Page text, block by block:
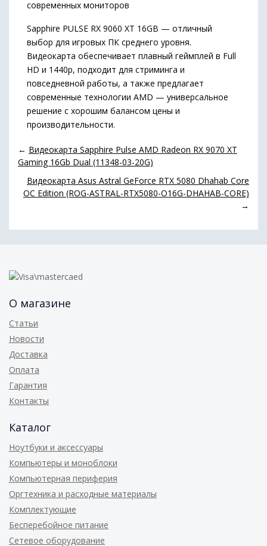
современных мониторов
Sapphire PULSE RX 9060 XT 16GB — отличный
выбор для игровых ПК среднего уровня.
Видеокарта обеспечивает плавный геймплей в Full
HD и 1440p, подходит для стриминга и
повседневной работы, а также предлагает
современные технологии AMD — универсальное
решение с хорошим балансом цены и
производительности.
← Видеокарта Sapphire Pulse AMD Radeon RX 9070 XT
Gaming 16Gb Dual (11348-03-20G)
Видеокарта Asus Astral GeForce RTX 5080 Dhahab Core
OC Edition (ROG-ASTRAL-RTX5080-O16G-DHAHAB-CORE)
→
О магазине
Статьи
Новости
Доставка
Оплата
Гарантия
Контакты
Каталог
Ноутбуки и аксессуары
Компьютеры и моноблоки
Компьютерная периферия
Оргтехника и расходные материалы
Комплектующие
Бесперебойное питание
Сетевое оборудование